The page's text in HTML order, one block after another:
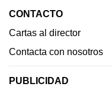
CONTACTO
Cartas al director
Contacta con nosotros
PUBLICIDAD